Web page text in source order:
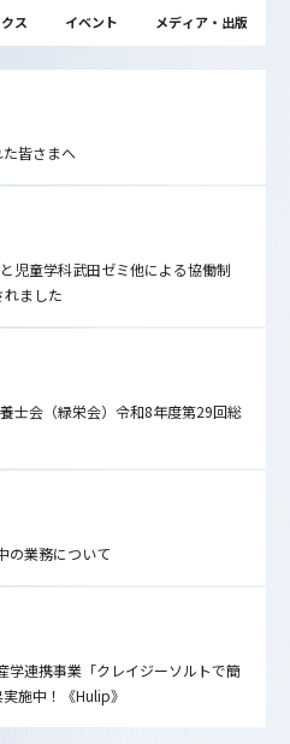
ス イベント メディア・出版
皆さまへ
児童学科武田ゼミ他による協働制
ました
士会（緑栄会）令和8年度第29回総
の業務について
学連携事業「クレイジーソルトで簡
施中！《Hulip》